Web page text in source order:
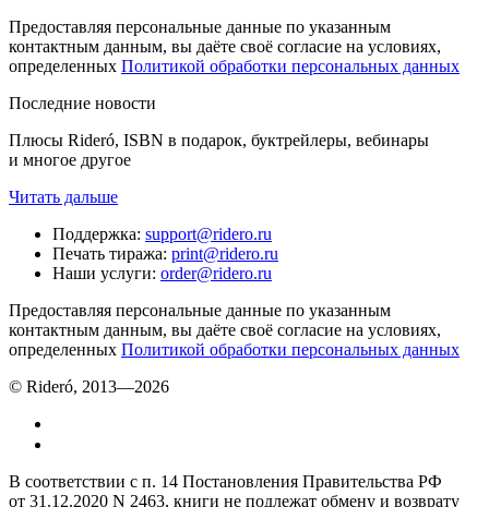
Предоставляя персональные данные по указанным
контактным данным, вы даёте своё согласие на условиях,
определенных Политикой обработки персональных данных
Последние новости
Плюсы Rideró, ISBN в подарок, буктрейлеры, вебинары
и многое другое
Читать дальше
Поддержка: support@ridero.ru
Печать тиража: print@ridero.ru
Наши услуги: order@ridero.ru
Предоставляя персональные данные по указанным
контактным данным, вы даёте своё согласие на условиях,
определенных Политикой обработки персональных данных
© Rideró, 2013—2026
В соответствии с п. 14 Постановления Правительства РФ
от 31.12.2020 N 2463, книги не подлежат обмену и возврату